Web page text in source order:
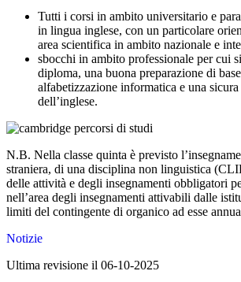
Tutti i corsi in ambito universitario e
in lingua inglese, con un particolare
area scientifica in ambito naziona­le e
sbocchi in ambito professionale per cui
diploma, una buona preparazione di
alfabetizzazione informatica e una sicura
dell’inglese.
N.B. Nella classe quinta è previsto
straniera, di una disciplina non linguistica
delle attività e degli insegnamenti obbligatori
nell’area degli insegnamenti attivabili dalle
limiti del contingente di organico ad esse
Notizie
Ultima revisione il 06-10-2025